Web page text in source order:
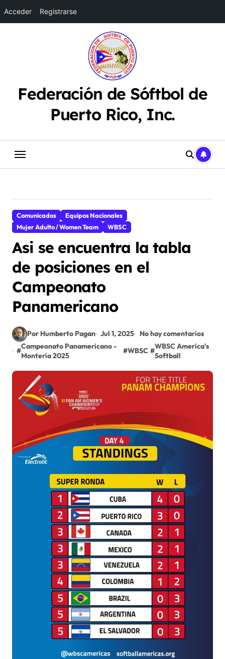
Acceder Registrarse
Federación de Sóftbol de
Puerto Rico, Inc.
Comunicados
Equipos Nacionales
Mujer Adulto / Women Team
WBSC
Asi se encuentra la tabla
de posiciones en el
Campeonato
Panamericano
Por Humberto Pagan Jul 1, 2025
No hay comentarios
#
Campeonato Panamericano -
Montería 2025
#WBSC #
WBSC America's
Softball